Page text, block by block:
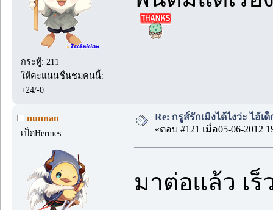
กระทู้: 211
ให้คะแนนชื่นชมคนนี้:
+24/-0
nunnan
เป็ดHermes
Re: กรูส์รักเมิงได้ไงว่ะ ไอ้
«ตอบ #121 เมื่อ05-06-2012
มาต่อแล้ว เ